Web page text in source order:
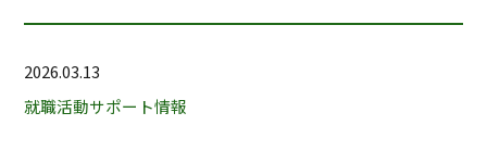
2026.03.13
就職活動サポート情報